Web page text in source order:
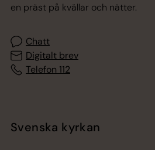
en präst på kvällar och nätter.
Chatt
Digitalt brev
Telefon 112
Svenska kyrkan